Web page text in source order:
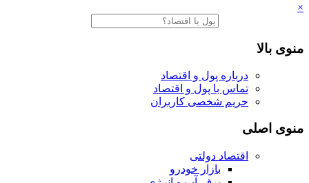
×
منوی بالا
درباره پول و اقتصاد
تماس با پول و اقتصاد
حریم شخصی کاربران
منوی اصلی
اقتصاد دولتی
بازار خودرو